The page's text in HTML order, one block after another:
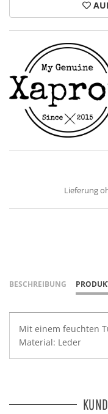
Lieferung
BESCHREIBUNG
Mit einem feuchten
Material: Leder